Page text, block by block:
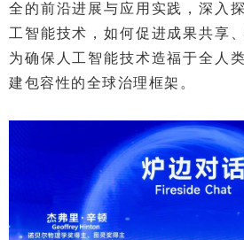
全的前沿进展与应用实践，深入
工智能技术，如何促进成果共享
为确保人工智能技术造福于全人
建包容性的全球治理框架。